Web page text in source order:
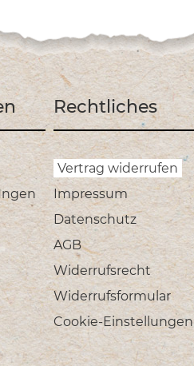
Rechtliches
Vertrag widerrufen
Impressum
Datenschutz
AGB
Widerrufsrecht
Widerrufsformular
Cookie-Einstellungen